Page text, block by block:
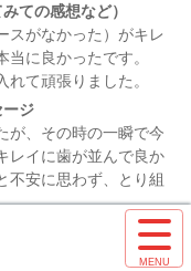
ての感想など）
スがなかった）がキレ
に良かったです。
て頑張りました。
ジ
が、その時の一瞬で今
レイに歯が並んで良か
不安に思わず、とり組
サ
イ